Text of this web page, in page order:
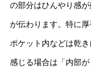
の部分はひんやり感
が伝わります。特に
ポケット内などは乾
感じる場合は「内部